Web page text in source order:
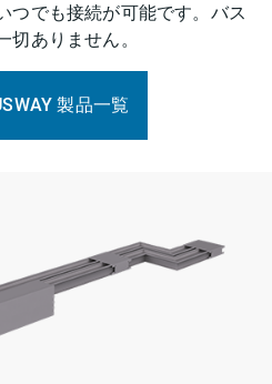
つでも接続が可能です。バス
切ありません。
製品一覧